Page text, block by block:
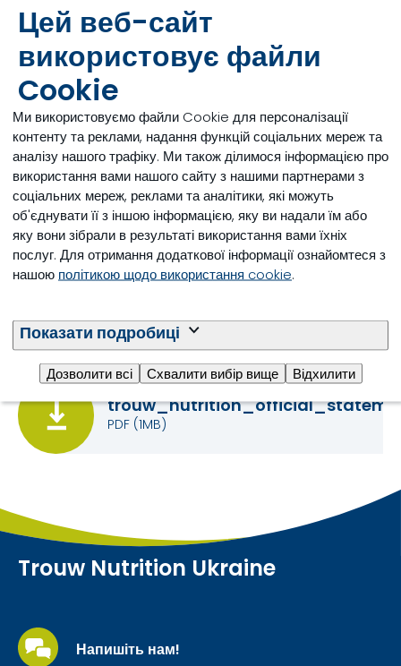
Цей веб-сайт
використовує файли
Cookie
Ми використовуємо файли Cookie для персоналізації
контенту та реклами, надання функцій соціальних мереж та
аналізу нашого трафіку. Ми також ділимося інформацією про
використання вами нашого сайту з нашими партнерами з
соціальних мереж, реклами та аналітики, які можуть
об'єднувати її з іншою інформацією, яку ви надали їм або
яку вони зібрали в результаті використання вами їхніх
послуг. Для отримання додаткової інформації ознайомтеся з
нашою політикою щодо використання cookie.
Показати подробиці
Дозволити всі Схвалити вибір вище Відхилити
Прес-реліз
Компанія Трау Нутришин засуджує дії Російської
Федерації та підтримує Україну та український бізнес.
До Вашогої уваги офіційне звернення генерального
директора Трау Нутришин Україна.
17.08.2022
Звернення генерального
директора Трау
Нутришин
PDF (1MB)
Trouw Nutrition Ukraine
Напишіть нам!